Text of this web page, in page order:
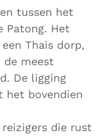
tussen het
Patong. Het
Thais dorp,
de meest
De ligging
het bovendien
die rust